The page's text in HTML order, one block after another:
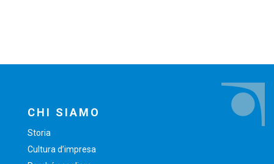
CHI SIAMO
Storia
Cultura d’impresa